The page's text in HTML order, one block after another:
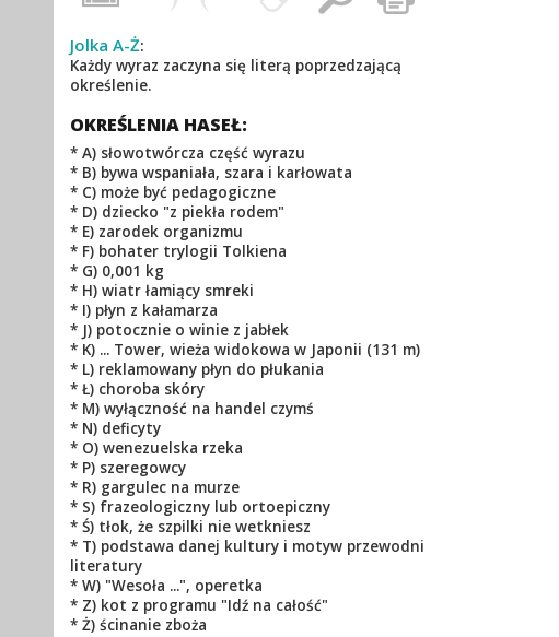
Jolka A-Ż:
Każdy wyraz zaczyna się literą poprzedzającą
określenie.
OKREŚLENIA HASEŁ:
* A) słowotwórcza część wyrazu
* B) bywa wspaniała, szara i karłowata
* C) może być pedagogiczne
* D) dziecko "z piekła rodem"
* E) zarodek organizmu
* F) bohater trylogii Tolkiena
* G) 0,001 kg
* H) wiatr łamiący smreki
* I) płyn z kałamarza
* J) potocznie o winie z jabłek
* K) ... Tower, wieża widokowa w Japonii (131 m)
* L) reklamowany płyn do płukania
* Ł) choroba skóry
* M) wyłączność na handel czymś
* N) deficyty
* O) wenezuelska rzeka
* P) szeregowcy
* R) gargulec na murze
* S) frazeologiczny lub ortoepiczny
* Ś) tłok, że szpilki nie wetkniesz
* T) podstawa danej kultury i motyw przewodni
literatury
* W) "Wesoła ...", operetka
* Z) kot z programu "Idź na całość"
* Ż) ścinanie zboża